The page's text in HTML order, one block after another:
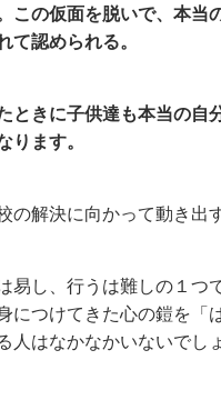
この仮面を脱いで、本当
て認められる。
ときに子供達も本当の自
ります。
の解決に向かって動き出
易し、行うは難しの１つ
につけてきた心の鎧を「
人はなかなかいないでしょ